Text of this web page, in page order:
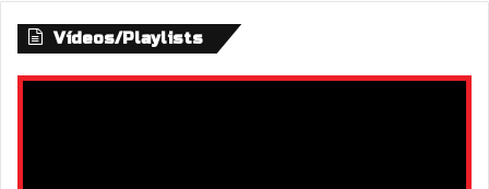
Vídeos/Playlists